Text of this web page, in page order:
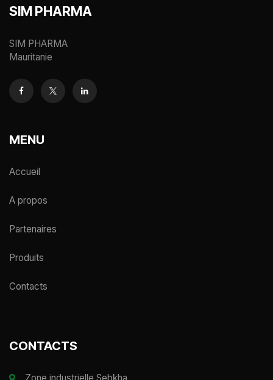
SIM PHARMA
SIM PHARMA
Mauritanie
MENU
Accueil
A propos
Partenaires
Produits
Contacts
CONTACTS